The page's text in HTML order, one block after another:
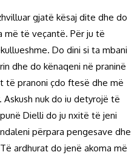
gjatë kësaj dite dhe do
më të veçantë. Për ju të
Do dini si ta mbani
dhe do kënaqeni në praninë
të pranoni çdo ftesë dhe më
nuk do iu detyrojë të
Dielli do ju nxitë të jeni
përpara pengesave dhe
ardhurat do jenë akoma më